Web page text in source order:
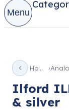
Menu
Home
Ilford
& silver